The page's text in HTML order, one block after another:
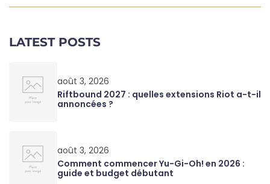
LATEST POSTS
août 3, 2026
Riftbound 2027 : quelles extensions Riot a-t-il
annoncées ?
août 3, 2026
Comment commencer Yu-Gi-Oh! en 2026 :
guide et budget débutant